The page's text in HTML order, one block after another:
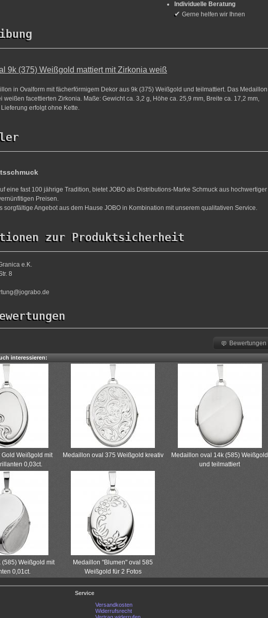
Individuelle Beratung
✔ Gerne helfen wir Ihnen
9k (375) Weißgold mattiert mit Zirkonia weiß
in Ovalform mit fächerförmigem Dekor aus 9k (375) Weißgold und teilmattiert. Das Medaillon
weißen facettierten Zirkonia. Maße: Gewicht ca. 3,2 g, Höhe ca. 25,9 mm, Breite ca. 17,2 mm,
erfolgt ohne Kette.
eine fast 100 jährige Tradition, bietet JOBO als Distributions-Marke Schmuck aus hochwertiger
Preisen.
sorgfältige Angebot aus dem Hause JOBO in Kombination mit unserem qualitativen Service.
zur Produktsicherheit
e.K.
8
Bewertungen
interessieren:
Weißgold mit
0,03ct.
Medaillon oval 375 Weißgold kreativ
Medaillon oval 14k (585) Weißgold
und teilmattiert
(585) Weißgold mit
0,01ct.
Medaillon "Blumen" oval 585
Weißgold für 2 Fotos
Service
Versandkosten
Widerrufsrecht